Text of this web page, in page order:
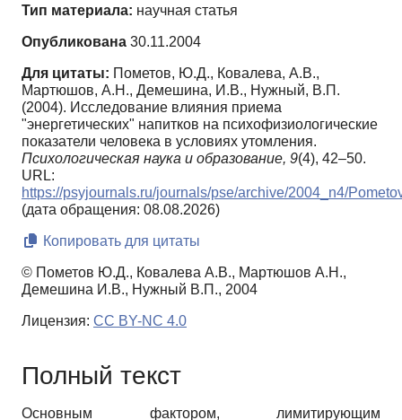
Тип материала: научная статья
Опубликована 30.11.2004
Для цитаты: Пометов, Ю.Д., Ковалева, А.В.,
Мартюшов, А.Н., Демешина, И.В., Нужный, В.П.
(2004). Исследование влияния приема
"энергетических" напитков на психофизиологические
показатели человека в условиях утомления.
Психологическая наука и образование, 9(4), 42–50.
URL:
https://psyjournals.ru/journals/pse/archive/2004_n4/
(дата обращения: 08.08.2026)
Копировать для цитаты
© Пометов Ю.Д., Ковалева А.В., Мартюшов А.Н.,
Демешина И.В., Нужный В.П., 2004
Лицензия: CC BY-NC 4.0
Полный текст
Основным фактором, лимитирующим